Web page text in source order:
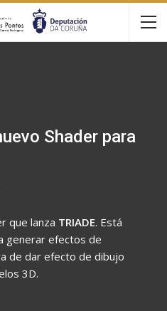
Shader para
que lanza TRIADE. Está
generar efectos de
de dar efecto de dibujo
3D.